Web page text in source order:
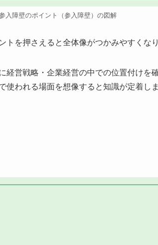
入障壁のポイント（参入障壁）の図解
を押さえると全体像がつかみやすくなり
経営戦略・企業経営の中での位置付けを
われる場面を想像すると知識が定着しま